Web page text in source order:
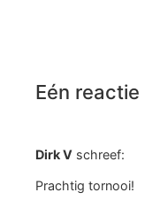
Eén reactie
Dirk V schreef:
Prachtig tornooi!